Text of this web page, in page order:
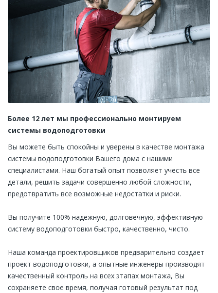
Более 12 лет мы профессионально монтируем
системы водоподготовки
Вы можете быть спокойны и уверены в качестве монтажа
системы водоподготовки Вашего дома с нашими
специалистами. Наш богатый опыт позволяет учесть все
детали, решить задачи совершенно любой сложности,
предотвратить все возможные недостатки и риски.
Вы получите 100% надежную, долговечную, эффективную
систему водоподготовки быстро, качественно, чисто.
Наша команда проектировщиков предварительно создает
проект водоподготовки, а опытные инженеры производят
качественный контроль на всех этапах монтажа, Вы
сохраняете свое время, получая готовый результат под